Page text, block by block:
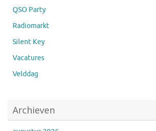
QSO Party
Radiomarkt
Silent Key
Vacatures
Velddag
Archieven